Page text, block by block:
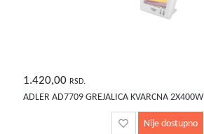
1.420,00 RSD.
ADLER AD7709 GREJALICA KVARCNA 2X400W
Nije dostupno